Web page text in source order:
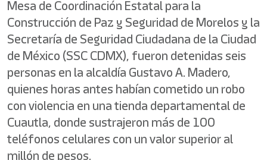
Mesa de Coordinación Estatal para la
Construcción de Paz y Seguridad de Morelos y la
Secretaría de Seguridad Ciudadana de la Ciudad
de México (SSC CDMX), fueron detenidas seis
personas en la alcaldía Gustavo A. Madero,
quienes horas antes habían cometido un robo
con violencia en una tienda departamental de
Cuautla, donde sustrajeron más de 100
teléfonos celulares con un valor superior al
millón de pesos.